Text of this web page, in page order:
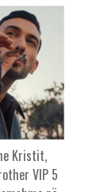
Kristit,
VIP 5